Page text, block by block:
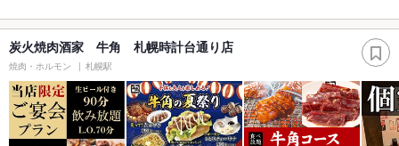
炭火焼肉酒家 牛角 札幌時計台通り店
焼肉・ホルモン 札幌駅